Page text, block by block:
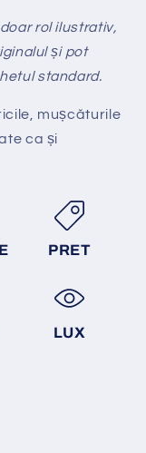
rol ilustrativ,
și pot
standard.
mușcăturile
ca și
PRET
LUX